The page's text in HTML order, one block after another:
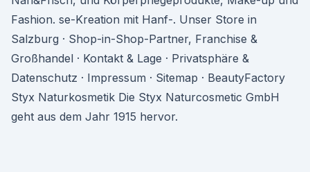
Fashion. se-Kreation mit Hanf-. Unser Store in
Salzburg · Shop-in-Shop-Partner, Franchise &
Großhandel · Kontakt & Lage · Privatsphäre &
Datenschutz · Impressum · Sitemap · BeautyFactory
Styx Naturkosmetik Die Styx Naturcosmetic GmbH
geht aus dem Jahr 1915 hervor.